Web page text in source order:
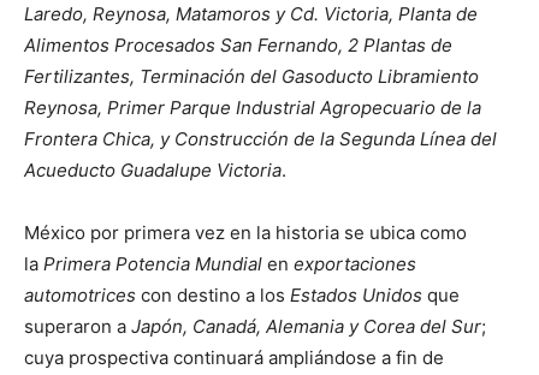
Laredo, Reynosa, Matamoros y Cd. Victoria, Planta de
Alimentos Procesados San Fernando, 2 Plantas de
Fertilizantes, Terminación del Gasoducto Libramiento
Reynosa, Primer Parque Industrial Agropecuario de la
Frontera Chica, y Construcción de la Segunda Línea del
Acueducto Guadalupe Victoria.
México por primera vez en la historia se ubica como
la Primera Potencia Mundial en exportaciones
automotrices con destino a los Estados Unidos que
superaron a Japón, Canadá, Alemania y Corea del Sur;
cuya prospectiva continuará ampliándose a fin de